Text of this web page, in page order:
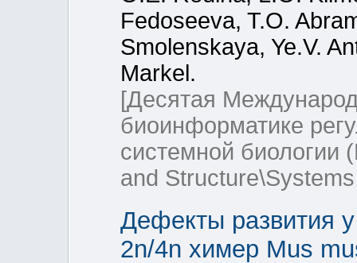
Fedoseeva, T.O.
Smolenskaya, Ye.V.
Markel.
[Десятая
биоинформатике
системной биологии
and
Дефекты развития
2n/4n химер Mus